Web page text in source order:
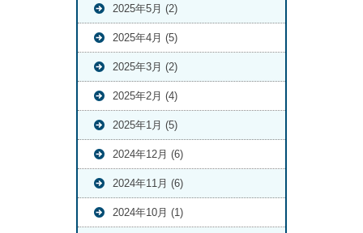
2025年5月 (2)
2025年4月 (5)
2025年3月 (2)
2025年2月 (4)
2025年1月 (5)
2024年12月 (6)
2024年11月 (6)
2024年10月 (1)